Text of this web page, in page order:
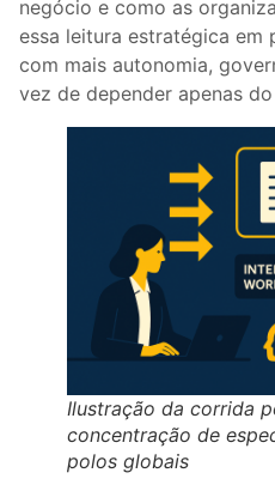
negócio e como as
essa leitura estratégica
com mais autonomia,
vez de depender apenas
Ilustração da corrida
concentração de
polos globais